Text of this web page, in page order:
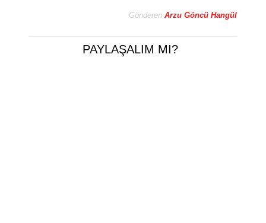
Gönderen Arzu Göncü Hangül
PAYLAŞALIM MI?